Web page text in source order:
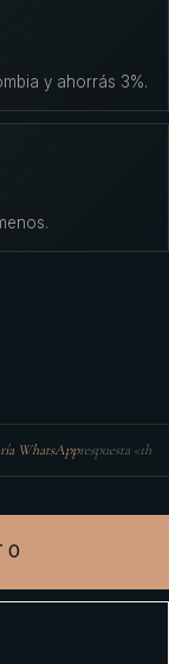
y ahorrás 3%.
WhatsApprespuesta <1h